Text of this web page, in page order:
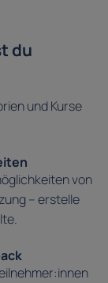
du
und Kurse
von
– erstelle